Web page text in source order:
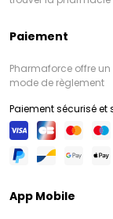
Paiement
Pharmaforce offre
mode de règlement
Paiement sécurisé et
App Mobile